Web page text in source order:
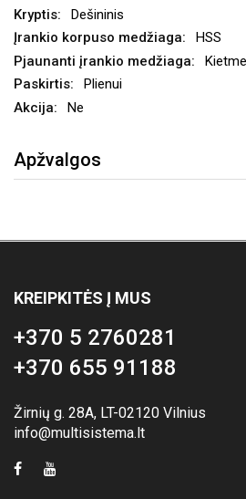
Dešininis
HSS
Plienui
Ne
Apžvalgos
KREIPKITĖS Į MUS
+370 5 2760281
+370 655 91188
Žirnių g. 28A, LT-02120 Vilnius
info@multisistema.lt